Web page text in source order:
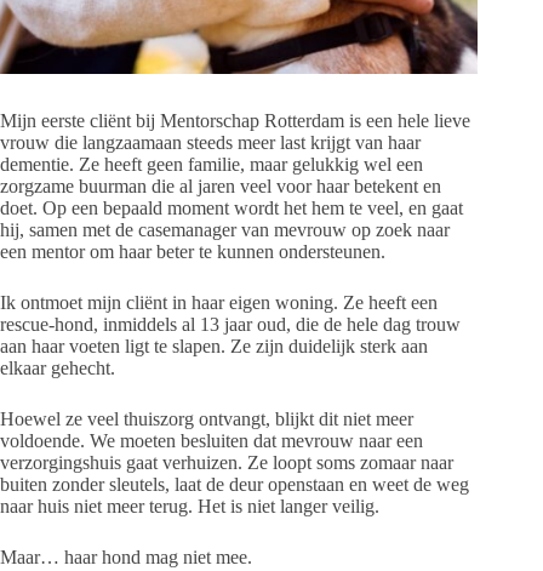
Mijn eerste cliënt bij Mentorschap Rotterdam is een hele lieve
vrouw die langzaamaan steeds meer last krijgt van haar
dementie. Ze heeft geen familie, maar gelukkig wel een
zorgzame buurman die al jaren veel voor haar betekent en
doet. Op een bepaald moment wordt het hem te veel, en gaat
hij, samen met de casemanager van mevrouw op zoek naar
een mentor om haar beter te kunnen ondersteunen.
Ik ontmoet mijn cliënt in haar eigen woning. Ze heeft een
rescue-hond, inmiddels al 13 jaar oud, die de hele dag trouw
aan haar voeten ligt te slapen. Ze zijn duidelijk sterk aan
elkaar gehecht.
Hoewel ze veel thuiszorg ontvangt, blijkt dit niet meer
voldoende. We moeten besluiten dat mevrouw naar een
verzorgingshuis gaat verhuizen. Ze loopt soms zomaar naar
buiten zonder sleutels, laat de deur openstaan en weet de weg
naar huis niet meer terug. Het is niet langer veilig.
Maar… haar hond mag niet mee.